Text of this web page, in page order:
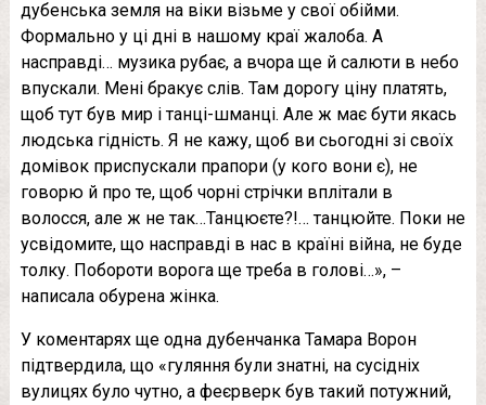
дубенська земля на віки візьме у свої обійми.
Формально у ці дні в нашому краї жалоба. А
насправді… музика рубає, а вчора ще й салюти в небо
впускали. Мені бракує слів. Там дорогу ціну платять,
щоб тут був мир і танці-шманці. Але ж має бути якась
людська гідність. Я не кажу, щоб ви сьогодні зі своїх
домівок приспускали прапори (у кого вони є), не
говорю й про те, щоб чорні стрічки вплітали в
волосся, але ж не так…Танцюєте?!… танцюйте. Поки не
усвідомите, що насправді в нас в країні війна, не буде
толку. Побороти ворога ще треба в голові…», –
написала обурена жінка.
У коментарях ще одна дубенчанка Тамара Ворон
підтвердила, що «гуляння були знатні, на сусідніх
вулицях було чутно, а феєрверк був такий потужний,